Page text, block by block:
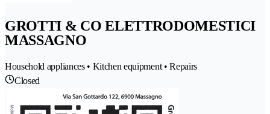
GROTTI & CO ELETTRODOMESTICI
MASSAGNO
Household appliances • Kitchen equipment • Repairs
Closed